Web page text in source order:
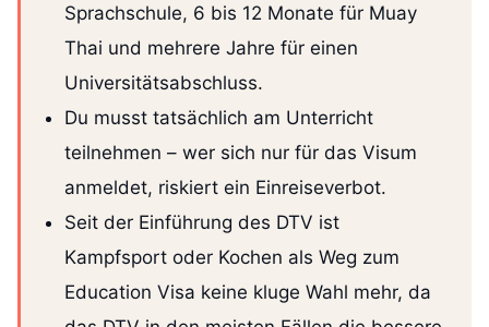
Sprachschule, 6 bis 12 Monate für Muay
Thai und mehrere Jahre für einen
Universitätsabschluss.
Du musst tatsächlich am Unterricht
teilnehmen – wer sich nur für das Visum
anmeldet, riskiert ein Einreiseverbot.
Seit der Einführung des DTV ist
Kampfsport oder Kochen als Weg zum
Education Visa keine kluge Wahl mehr, da